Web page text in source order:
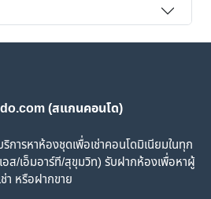
(สแกนคอนโด)
ารหาห้องชุดเพื่อเช่าคอนโดมิเนียมในทุก
อส/เอ็มอาร์ที/สุขุมวิท) รับฝากห้องเพื่อหาผู้
ช่า หรือฝากขาย